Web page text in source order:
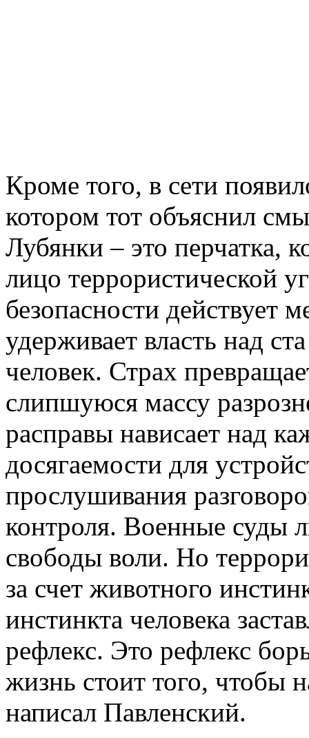
Кроме того, в сети
котором тот объяснил
Лубянки – это перчатка,
лицо террористической
безопасности действует
удерживает власть над
человек. Страх
слипшуюся массу
расправы нависает над
досягаемости для
прослушивания
контроля. Военные суды
свободы воли. Но
за счет животного
инстинкта человека
рефлекс. Это рефлекс
жизнь стоит того, чтобы
написал Павленский.